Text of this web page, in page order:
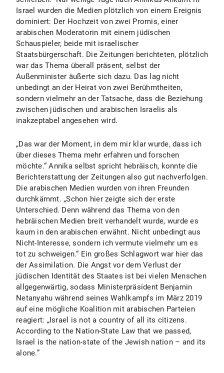
Israel wurden die Medien plötzlich von einem Ereignis
dominiert: Der Hochzeit von zwei Promis, einer
arabischen Moderatorin mit einem jüdischen
Schauspieler, beide mit israelischer
Staatsbürgerschaft. Die Zeitungen berichteten, plötzlich
war das Thema überall präsent, selbst der
Außenminister äußerte sich dazu. Das lag nicht
unbedingt an der Heirat von zwei Berühmtheiten,
sondern vielmehr an der Tatsache, dass die Beziehung
zwischen jüdischen und arabischen Israelis als
inakzeptabel angesehen wird.
„Das war der Moment, in dem mir klar wurde, dass ich
über dieses Thema mehr erfahren und forschen
möchte.“ Annika selbst spricht hebräisch, konnte die
Berichterstattung der Zeitungen also gut nachverfolgen.
Die arabischen Medien wurden von ihren Freunden
durchkämmt. „Schon hier zeigte sich der erste
Unterschied. Denn während das Thema von den
hebräischen Medien breit verhandelt wurde, wurde es
kaum in den arabischen erwähnt. Nicht unbedingt aus
Nicht-Interesse, sondern ich vermute vielmehr um es
tot zu schweigen.“ Ein großes Schlagwort war hier das
der Assimilation. Die Angst vor dem Verlust der
jüdischen Identität des Staates ist bei vielen Menschen
allgegenwärtig, sodass Ministerpräsident Benjamin
Netanyahu während seines Wahlkampfs im März 2019
auf eine mögliche Koalition mit arabischen Parteien
reagiert: „Israel is not a country of all its citizens.
According to the Nation-State Law that we passed,
Israel is the nation-state of the Jewish nation – and its
alone.”